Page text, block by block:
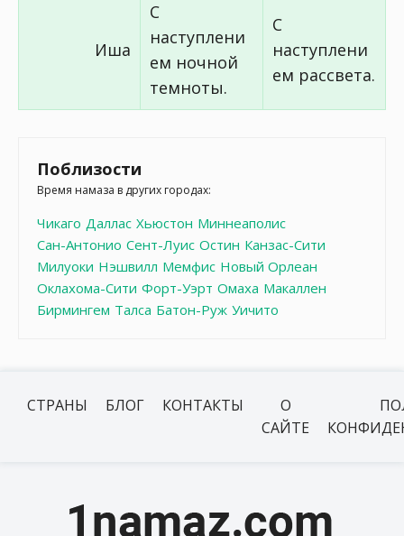
Иша
С
наступлени
ем ночной
темноты.
С
наступлени
ем рассвета.
Поблизости
Время намаза в других городах:
Чикаго Даллас Хьюстон Миннеаполис
Сан-Антонио Сент-Луис Остин Канзас-Сити
Милуоки Нэшвилл Мемфис Новый Орлеан
Оклахома-Сити Форт-Уэрт Омаха Макаллен
Бирмингем Талса Батон-Руж Уичито
СТРАНЫ БЛОГ КОНТАКТЫ
О
САЙТЕ